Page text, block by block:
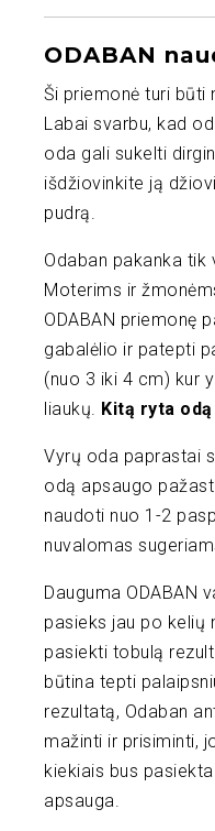
ODABAN
Ši priemonė turi būti
Labai svarbu, kad
oda gali sukelti
išdžiovinkite ją
pudrą.
Odaban pakanka tik
Moterims ir
ODABAN priemonę
gabalėlio ir patepti
(nuo 3 iki 4 cm) kur
liaukų. Kitą ryta
Vyrų oda paprastai
odą apsaugo
naudoti nuo 1-2
nuvalomas
Dauguma ODABAN
pasieks jau po kelių
pasiekti tobulą
būtina tepti
rezultatą, Odaban
mažinti ir prisiminti,
kiekiais bus
apsauga.